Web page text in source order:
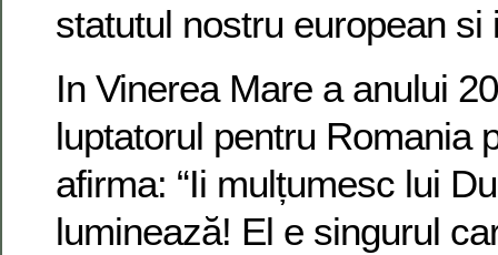
statutul nostru european si
In Vinerea Mare a anului
luptatorul pentru Romania
afirma: “Ii mulțumesc lui
luminează! El e singurul